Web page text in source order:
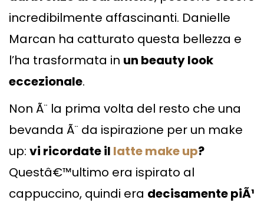
incredibilmente affascinanti. Danielle
Marcan ha catturato questa bellezza e
l’ha trasformata in un beauty look
eccezionale.
Non Ã¨ la prima volta del resto che una
bevanda Ã¨ da ispirazione per un make
up: vi ricordate il latte make up?
Questâ€™ultimo era ispirato al
cappuccino, quindi era decisamente piÃ¹